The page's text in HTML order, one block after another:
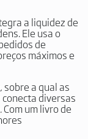
a liquidez de
Ele usa o
de
máximos e
sobre a qual as
diversas
um livro de